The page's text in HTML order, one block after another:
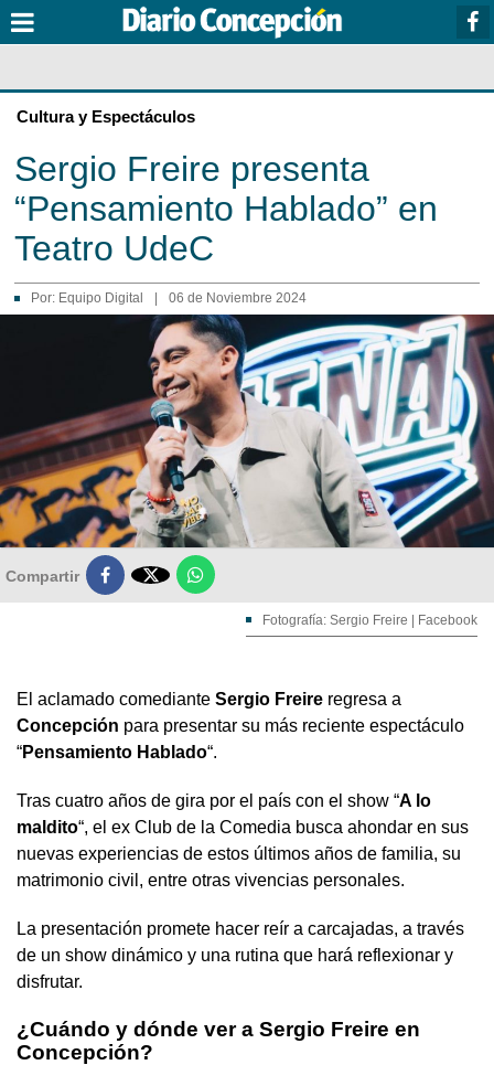
Cultura y Espectáculos
Sergio Freire presenta
“Pensamiento Hablado” en
Teatro UdeC
Por: Equipo Digital 06 de Noviembre 2024
Compartir 
Fotografía: Sergio Freire | Facebook
El aclamado comediante Sergio Freire regresa a
Concepción para presentar su más reciente espectáculo
“Pensamiento Hablado“.
Tras cuatro años de gira por el país con el show “A lo
maldito“, el ex Club de la Comedia busca ahondar en sus
nuevas experiencias de estos últimos años de familia, su
matrimonio civil, entre otras vivencias personales.
La presentación promete hacer reír a carcajadas, a través
de un show dinámico y una rutina que hará reflexionar y
disfrutar.
¿Cuándo y dónde ver a Sergio Freire en
Concepción?